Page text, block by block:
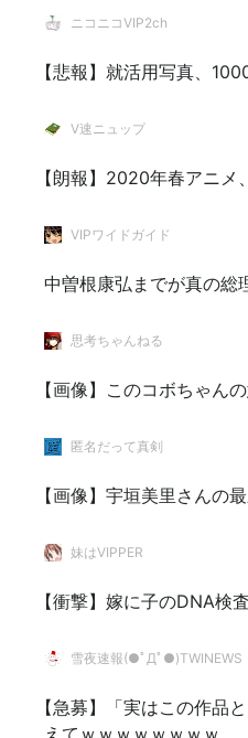
ニコニコVIP2ch
【悲報】就活用写真、
V速ニュップ
【朗報】2020年春アニメ
VIPワイドガイド
中曽根康弘までが真の総
思考ちゃんねる
【画像】このコボちゃん
匿名だって真剣
【画像】宇垣美里さ
妹はVIPPER
【衝撃】嫁に子のDNA検
雪夜速報(●ﾟДﾟ●)TWINEWS
【急募】「実はこの作品
えてｗｗｗｗｗｗｗｗ